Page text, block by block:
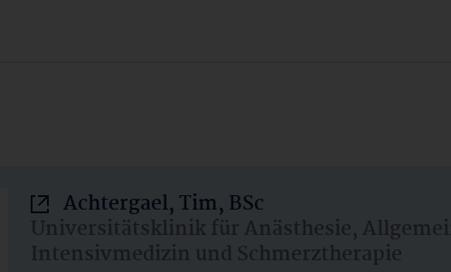
Achtergael, Tim, BSc
Universitätsklinik für Anästhesie,
Intensivmedizin und Schmerztherapie